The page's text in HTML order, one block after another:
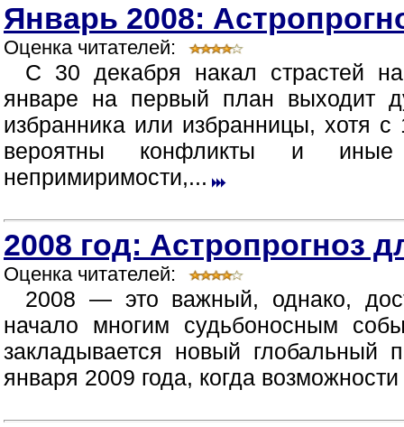
Январь 2008:
Оценка читателей:
С 30 декабря накал страстей
январе на первый план выходит
избранника или избранницы, хотя
вероятны конфликты и иные
непримиримости,...
2008 год: Астропрогноз
Оценка читателей:
2008 — это важный, однако,
начало многим судьбоносным
закладывается новый глобальный
января 2009 года, когда